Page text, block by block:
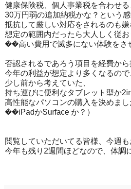
健康保険税、個人事業税を合わせる
30万円弱の追加納税かな？という感
抵抗して厳しい対応をされるのも嫌
想定の範囲内だったら大人しく従お
��高い費用で滅多にない体験をさ
否認されるであろう項目を経費から
今年の利益が想定より多くなるので
少し前から考えていた、
持ち運びに便利なタブレット型か
高性能なパソコンの購入を決めまし
��iPadかSurface か？）
閲覧していただいてる皆様、今週も
今年も残り2週間ほどなので、体調